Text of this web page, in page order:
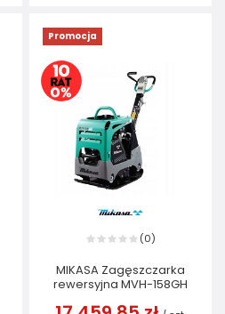
Promocja
(0)
MIKASA Zagęszczarka
rewersyjna MVH-158GH